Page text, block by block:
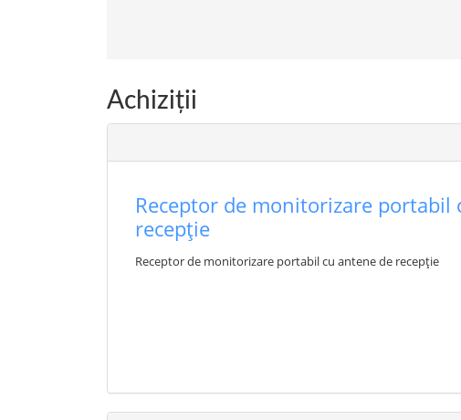
Achiziţii
Receptor de monitorizare portabil
recepție
Receptor de monitorizare portabil cu antene de recepție